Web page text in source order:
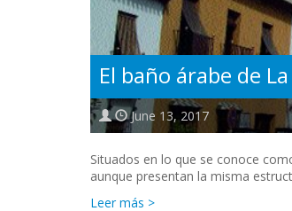
El baño árabe de
June 13, 2017
Situados en lo que se conoce
aunque presentan la misma
Leer más >